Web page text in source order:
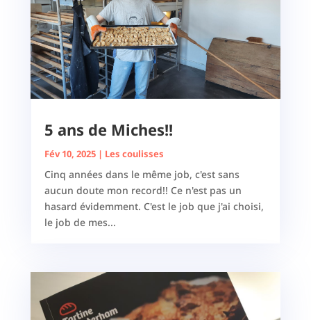
5 ans de Miches!!
Fév 10, 2025| Les coulisses
Cinq années dans le même job, c'est sans
aucun doute mon record!! Ce n'est pas un
hasard évidemment. C'est le job que j'ai choisi,
le job de mes...